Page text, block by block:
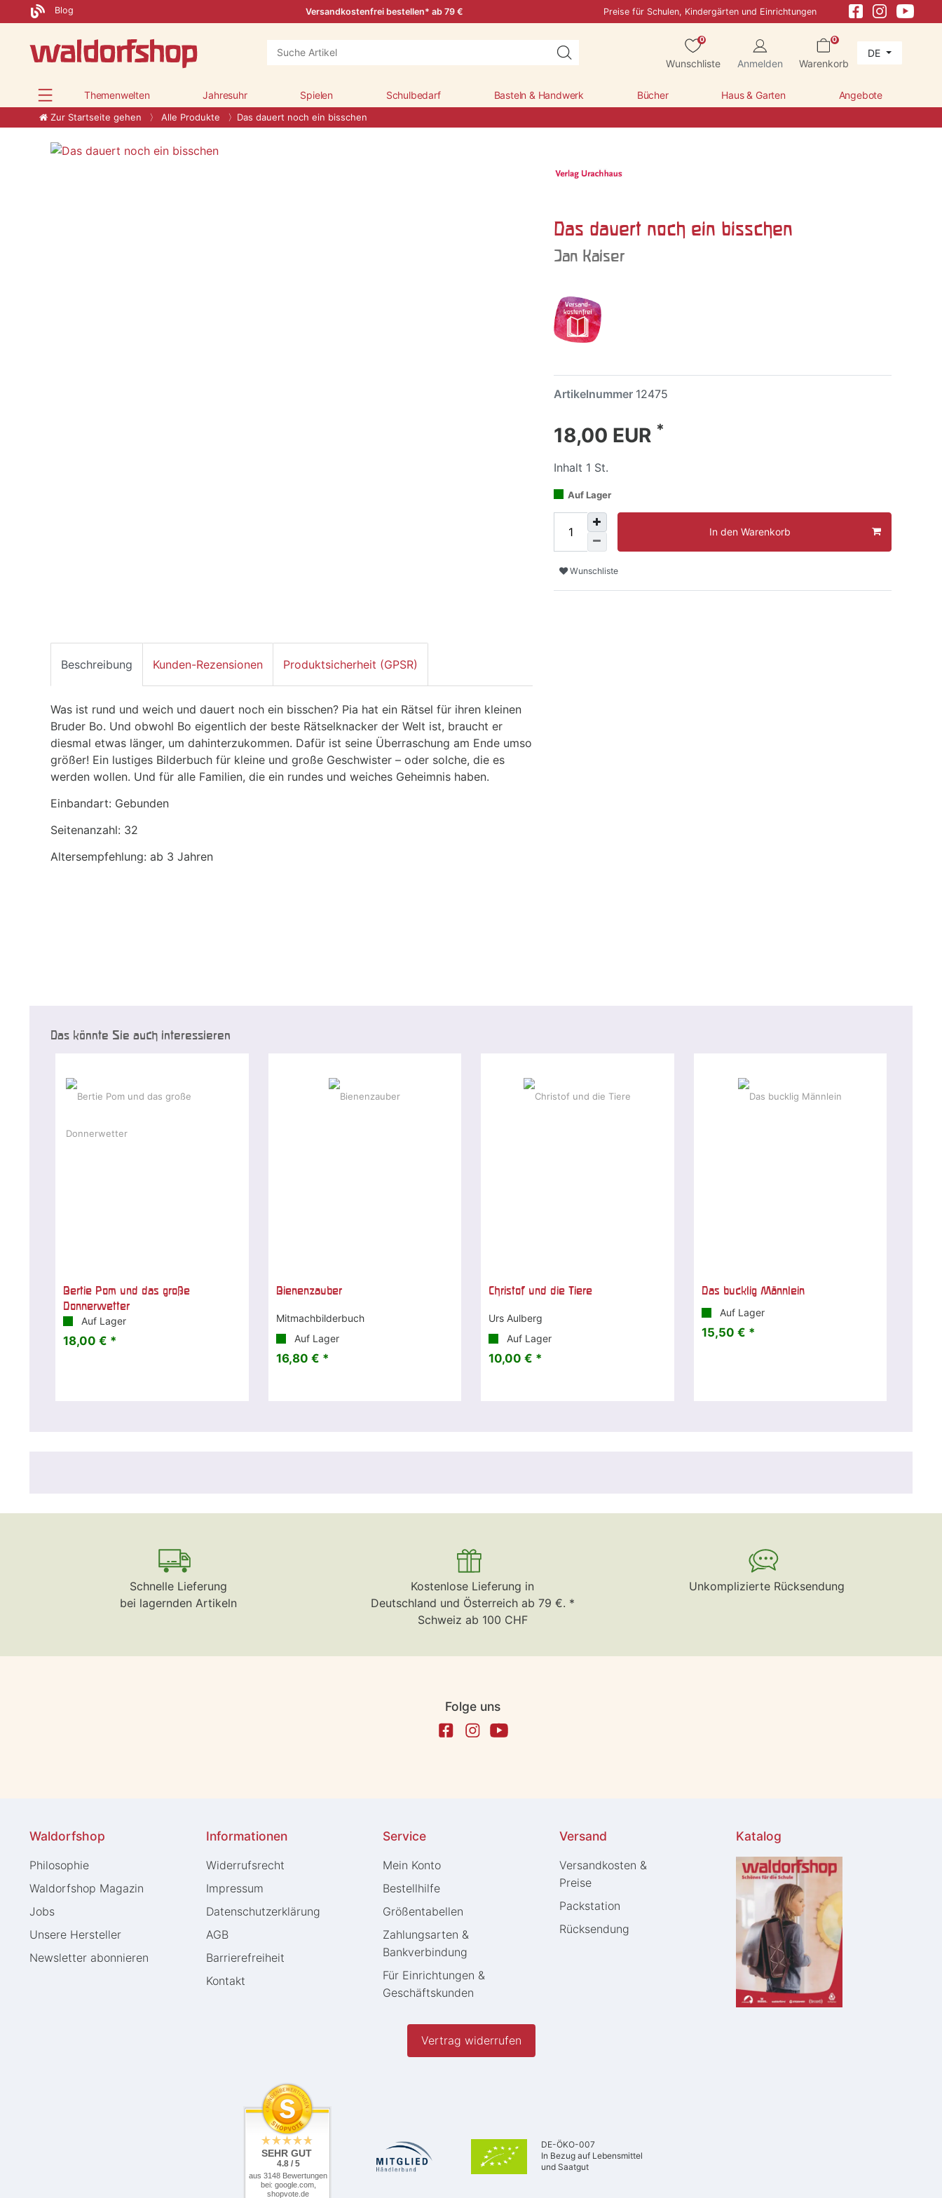
Blog Versandkostenfrei bestellen* ab 79 € Preise für Schulen, Kindergärten und Einrichtungen
0
Wunschliste Anmelden
0
Warenkorb
DE
Themenwelten Jahresuhr Spielen Schulbedarf Basteln & Handwerk Bücher Haus & Garten Angebote
Zur Startseite gehen Alle Produkte Das dauert noch ein bisschen
Das dauert noch ein bisschen
Jan Kaiser
Artikelnummer 12475
18,00 EUR *
Inhalt 1 St.
Auf Lager
In den Warenkorb
Wunschliste
Beschreibung Kunden-Rezensionen Produktsicherheit (GPSR)
Was ist rund und weich und dauert noch ein bisschen? Pia hat ein Rätsel für ihren kleinen
Bruder Bo. Und obwohl Bo eigentlich der beste Rätselknacker der Welt ist, braucht er
diesmal etwas länger, um dahinterzukommen. Dafür ist seine Überraschung am Ende umso
größer! Ein lustiges Bilderbuch für kleine und große Geschwister – oder solche, die es
werden wollen. Und für alle Familien, die ein rundes und weiches Geheimnis haben.
Einbandart: Gebunden
Seitenanzahl: 32
Altersempfehlung: ab 3 Jahren
Das könnte Sie auch interessieren
Bertie Pom und das große
Donnerwetter
Auf Lager
18,00 € *
Bienenzauber
Mitmachbilderbuch
Auf Lager
16,80 € *
Christof und die Tiere
Urs Aulberg
Auf Lager
10,00 € *
Das bucklig Männlein
Auf Lager
15,50 € *
Schnelle Lieferung
bei lagernden Artikeln
Kostenlose Lieferung in
Deutschland und Österreich ab 79 €. *
Schweiz ab 100 CHF
Unkomplizierte Rücksendung
Folge uns
Waldorfshop
Philosophie
Waldorfshop Magazin
Jobs
Unsere Hersteller
Newsletter abonnieren
Informationen
Widerrufs­recht
Impressum
Daten­schutz­erklärung
AGB
Barrierefreiheit
Kontakt
Service
Mein Konto
Bestellhilfe
Größentabellen
Zahlungsarten &
Bankverbindung
Für Einrichtungen &
Geschäftskunden
Versand
Versandkosten &
Preise
Packstation
Rücksendung
Katalog
Vertrag widerrufen
SEHR GUT
4.8 / 5
aus 3148 Bewertungen
bei: google.com,
shopvote.de
DE-ÖKO-007
In Bezug auf Lebensmittel
und Saatgut